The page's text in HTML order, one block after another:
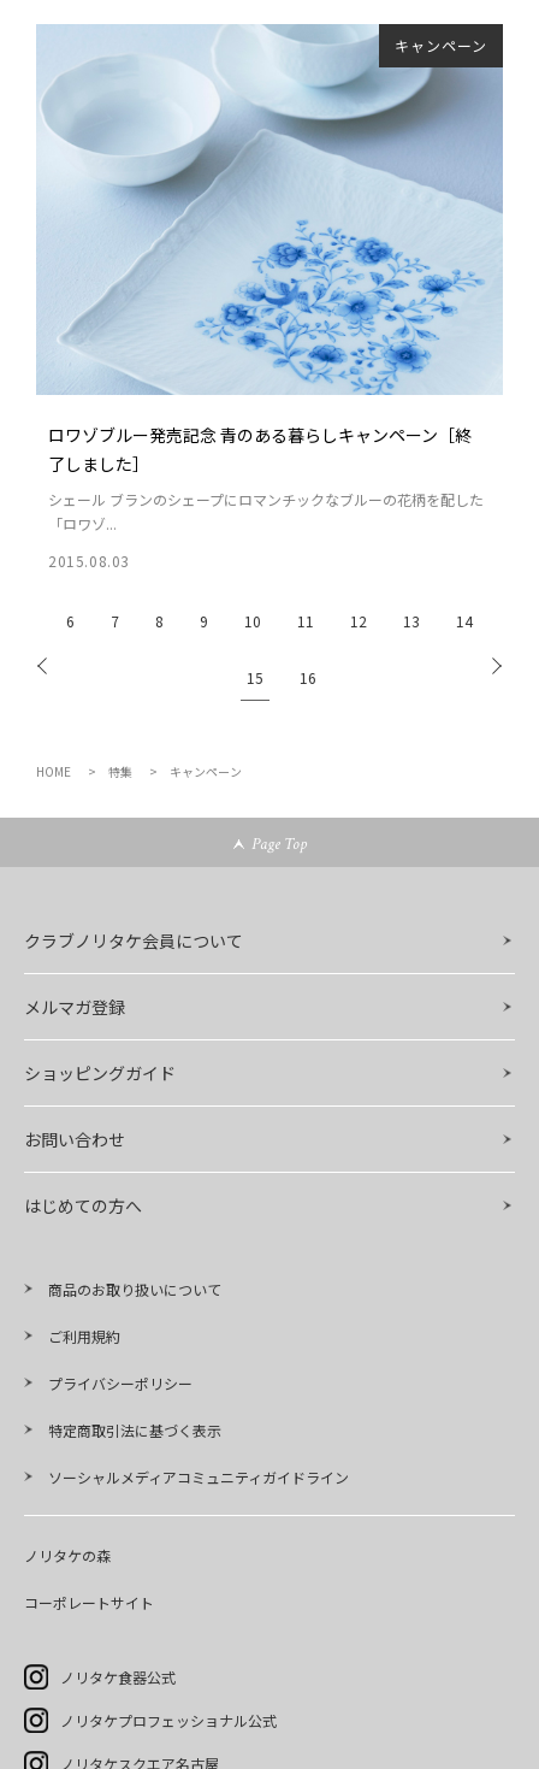
キャンペーン
ロワゾブルー発売記念 青のある暮らしキャンペーン［終
了しました］
シェール ブランのシェープにロマンチックなブルーの花柄を配した
「ロワゾ...
2015.08.03
6 7 8 9 10 11 12 13 14
15 16
HOME 特集 キャンペーン
Page Top
クラブノリタケ会員について
メルマガ登録
ショッピングガイド
お問い合わせ
はじめての方へ
商品のお取り扱いについて
ご利用規約
プライバシーポリシー
特定商取引法に基づく表示
ソーシャルメディアコミュニティガイドライン
ノリタケの森
コーポレートサイト
ノリタケ食器公式
ノリタケプロフェッショナル公式
ノリタケスクエア名古屋